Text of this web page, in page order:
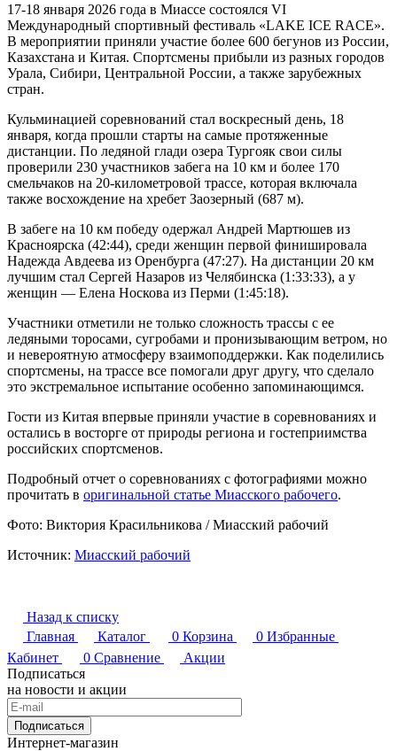
17-18 января 2026 года в Миассе состоялся VI
Международный спортивный фестиваль «LAKE ICE RACE».
В мероприятии приняли участие более 600 бегунов из России,
Казахстана и Китая. Спортсмены прибыли из разных городов
Урала, Сибири, Центральной России, а также зарубежных
стран.
Кульминацией соревнований стал воскресный день, 18
января, когда прошли старты на самые протяженные
дистанции. По ледяной глади озера Тургояк свои силы
проверили 230 участников забега на 10 км и более 170
смельчаков на 20-километровой трассе, которая включала
также восхождение на хребет Заозерный (687 м).
В забеге на 10 км победу одержал Андрей Мартюшев из
Красноярска (42:44), среди женщин первой финишировала
Надежда Авдеева из Оренбурга (47:27). На дистанции 20 км
лучшим стал Сергей Назаров из Челябинска (1:33:33), а у
женщин — Елена Носкова из Перми (1:45:18).
Участники отметили не только сложность трассы с ее
ледяными торосами, сугробами и пронизывающим ветром, но
и невероятную атмосферу взаимоподдержки. Как поделились
спортсмены, на трассе все помогали друг другу, что сделало
это экстремальное испытание особенно запоминающимся.
Гости из Китая впервые приняли участие в соревнованиях и
остались в восторге от природы региона и гостеприимства
российских спортсменов.
Подробный отчет о соревнованиях с фотографиями можно
прочитать в оригинальной статье Миасского рабочего.
Фото: Виктория Красильникова / Миасский рабочий
Источник: Миасский рабочий
Назад к списку
Главная
Каталог 0 Корзина 0 Избранные
Кабинет
0 Сравнение
Акции
Подписаться
на новости и акции
Подписаться
Интернет-магазин